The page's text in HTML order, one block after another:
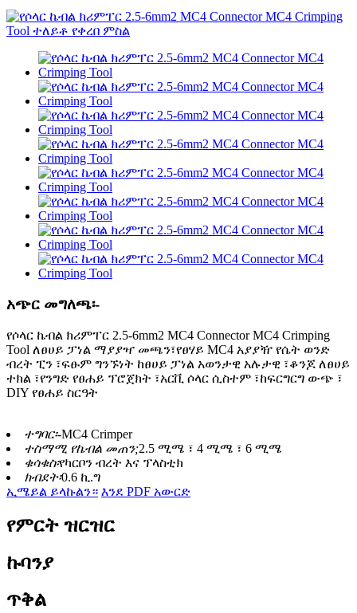
አጭር መግለጫ፡-
የሶላር ኬብል ክሪምፐር 2.5-6mm2 MC4 Connector MC4 Crimping
Tool ለፀሀይ ፓነል ማያያዣ መጫን፣የፀሃይ MC4 አያያዥ የሴት ወንድ
ብረት ፒን ፣ፍፁም ግንኙነት ከፀሀይ ፓነል አወንታዊ አሉታዊ ፣ቆንጆ ለፀሀይ
ተክል ፣የንግድ የፀሐይ ፕሮጀክት ፣አርቪ ሶላር ሲስተም ፣ከፍርግርግ ውጭ ፣
DIY የፀሐይ ስርዓት
ተግባር፡-MC4 Crimper
ተስማሚ የኬብል መጠን;2.5 ሚሜ ፣ 4 ሚሜ ፣ 6 ሚሜ
ቁሳቁስ፡የካርቦን ብረት እና ፕላስቲክ
ክብደት፡0.6 ኪ.ግ
ኢሜይል ይላኩልን። እንደ PDF አውርድ
የምርት ዝርዝር
ኩባንያ
ጥቅል